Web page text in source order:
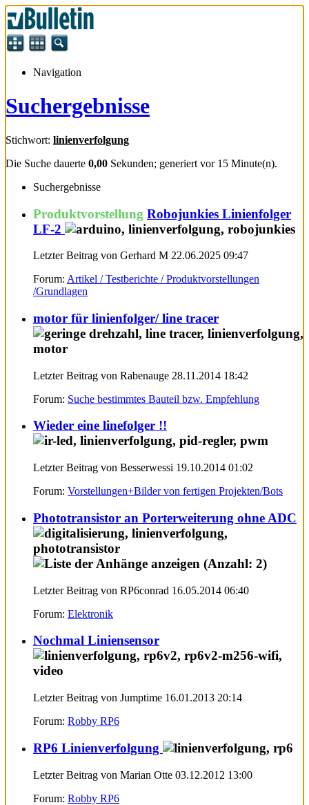
Navigation
Suchergebnisse
Stichwort: linienverfolgung
Die Suche dauerte 0,00 Sekunden; generiert vor 15 Minute(n).
Suchergebnisse
Produktvorstellung Robojunkies Linienfolger
LF-2
Letzter Beitrag von Gerhard M 22.06.2025 09:47
Forum: Artikel / Testberichte / Produktvorstellungen
/Grundlagen
motor für linienfolger/ line tracer
Letzter Beitrag von Rabenauge 28.11.2014 18:42
Forum: Suche bestimmtes Bauteil bzw. Empfehlung
Wieder eine linefolger !!
Letzter Beitrag von Besserwessi 19.10.2014 01:02
Forum: Vorstellungen+Bilder von fertigen Projekten/Bots
Phototransistor an Porterweiterung ohne ADC
Letzter Beitrag von RP6conrad 16.05.2014 06:40
Forum: Elektronik
Nochmal Liniensensor
Letzter Beitrag von Jumptime 16.01.2013 20:14
Forum: Robby RP6
RP6 Linienverfolgung
Letzter Beitrag von Marian Otte 03.12.2012 13:00
Forum: Robby RP6